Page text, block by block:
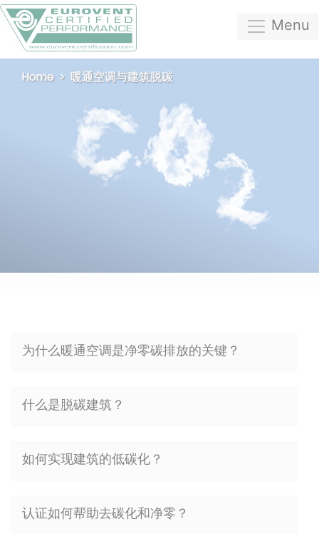
Menu
Home 暖通空调与建筑脱碳
为什么暖通空调是净零碳排放的关键？
什么是脱碳建筑？
如何实现建筑的低碳化？
认证如何帮助去碳化和净零？